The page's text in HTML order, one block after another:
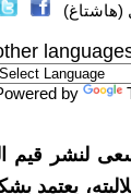
by
قيم